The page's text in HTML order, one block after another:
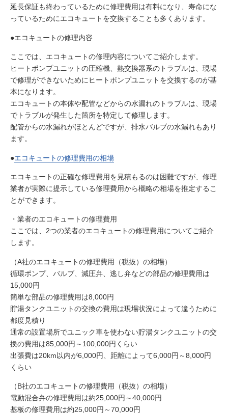
延長保証も終わっているために修理費用は有料になり、寿命にな
っているためにエコキュートを交換することも多くあります。
●エコキュートの修理内容
ここでは、エコキュートの修理内容についてご紹介します。
ヒートポンプユニットの圧縮機、熱交換器系のトラブルは、現場
で修理ができないためにヒートポンプユニットを交換するのが基
本になります。
エコキュートの本体や配管などからの水漏れのトラブルは、現場
でトラブルが発生した箇所を特定して修理します。
配管からの水漏れがほとんどですが、排水バルブの水漏れもあり
ます。
●エコキュートの修理費用の相場
エコキュートの正確な修理費用を見積もるのは困難ですが、修理
業者が実際に提示している修理費用から概略の相場を推定するこ
とができます。
・業者のエコキュートの修理費用
ここでは、2つの業者のエコキュートの修理費用についてご紹介
します。
（A社のエコキュートの修理費用（税抜）の相場）
循環ポンプ、バルブ、減圧弁、逃し弁などの部品の修理費用は
15,000円
簡単な部品の修理費用は8,000円
貯湯タンクユニットの交換の費用は現場状況によって違うために
都度見積り
通常の設置場所でユニック車を使わない貯湯タンクユニットの交
換の費用は85,000円～100,000円くらい
出張費は20km以内が6,000円、距離によって6,000円～8,000円
くらい
（B社のエコキュートの修理費用（税抜）の相場）
電動混合弁の修理費用は約25,000円～40,000円
基板の修理費用は約25,000円～70,000円